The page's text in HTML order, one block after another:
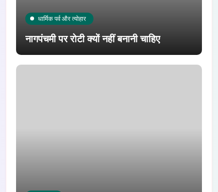
धार्मिक पर्व और त्योहार
नागपंचमी पर रोटी क्यों नहीं बनानी चाहिए